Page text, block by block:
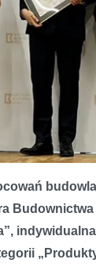
2021- potrójne